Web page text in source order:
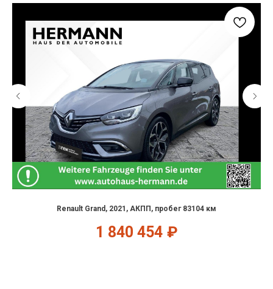
Renault Grand, 2021, АКПП, пробег 83104 км
1 840 454 ₽